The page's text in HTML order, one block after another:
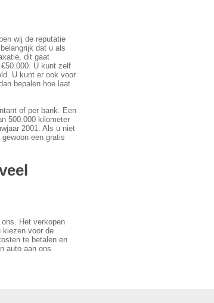
wij de reputatie
dat u als
dit gaat
U kunt zelf
U kunt er ook voor
bepalen hoe laat
of per bank. Een
500.000 kilometer
2001. Als u niet
een gratis
Het verkopen
kiezen voor de
te betalen en
auto aan ons